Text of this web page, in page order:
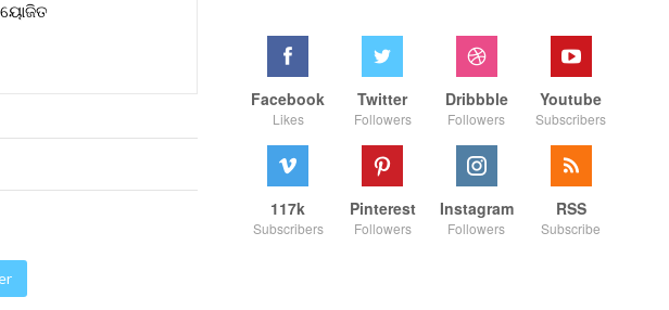
Facebook
Likes
Twitter
Followers
Dribbble
Followers
Youtube
Subscribers
117k
Subscribers
Pinterest
Followers
Instagram
Followers
RSS
Subscribe